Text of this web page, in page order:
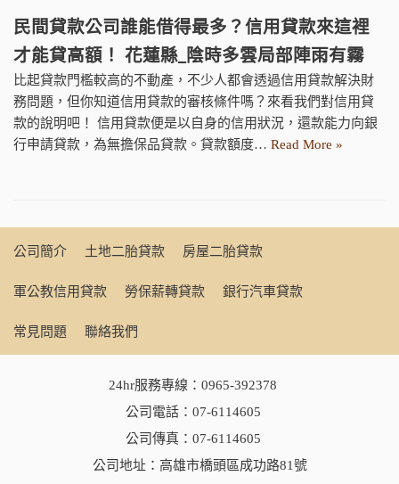
民間貸款公司誰能借得最多？信用貸款來這裡
才能貸高額！ 花蓮縣_陰時多雲局部陣雨有霧
比起貸款門檻較高的不動產，不少人都會透過信用貸款解決財
務問題，但你知道信用貸款的審核條件嗎？來看我們對信用貸
款的說明吧！ 信用貸款便是以自身的信用狀況，還款能力向銀
行申請貸款，為無擔保品貸款。貸款額度… Read More »
公司簡介 土地二胎貸款 房屋二胎貸款
軍公教信用貸款 勞保薪轉貸款 銀行汽車貸款
常見問題 聯絡我們
24hr服務專線： 0965-392378
公司電話： 07-6114605
公司傳真：07-6114605
公司地址：高雄市橋頭區成功路81號